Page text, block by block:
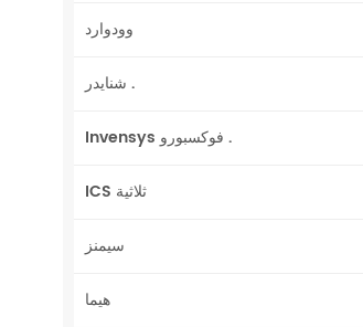
وودوارد
شنايدر .
Invensys فوكسبورو .
ICS ثلاثية
سيمنز
هيما